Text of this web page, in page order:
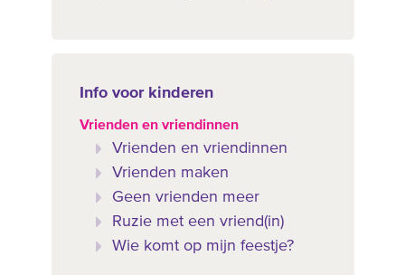
Info voor kinderen
Vrienden en vriendinnen
Vrienden en vriendinnen
Vrienden maken
Geen vrienden meer
Ruzie met een vriend(in)
Wie komt op mijn feestje?